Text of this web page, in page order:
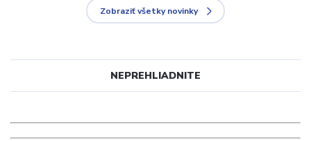
Zobraziť všetky novinky
NEPREHLIADNITE